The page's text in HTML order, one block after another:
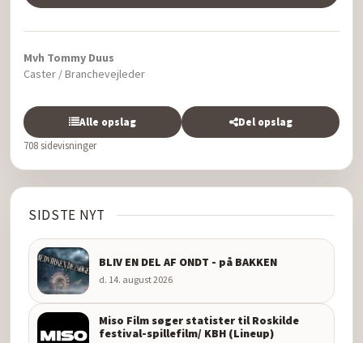
Mvh Tommy Duus
Caster / Branchevejleder
Alle opslag
Del opslag
708 sidevisninger
SIDSTE NYT
BLIV EN DEL AF ONDT - på BAKKEN
d. 14. august 2026
Miso Film søger statister til Roskilde
festival-spillefilm/ KBH (Lineup)